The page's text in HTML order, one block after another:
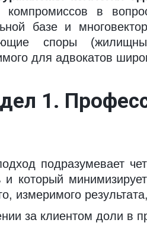
компромиссов в
базе и
споры
для адвокатов
1.
подразумевает
и который
измеримого
за клиентом доли в